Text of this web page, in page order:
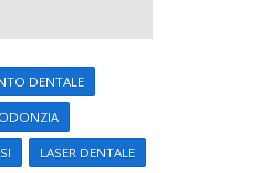
DENTALE
LASER DENTALE